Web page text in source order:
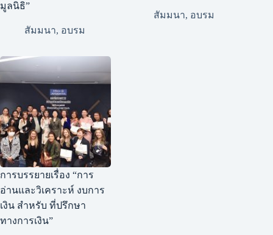
มูลนิธิ”
สัมมนา, อบรม
สัมมนา, อบรม
การบรรยายเรื่อง “การ
อ่านและวิเคราะห์ งบการ
เงิน สำหรับ ที่ปรึกษา
ทางการเงิน”